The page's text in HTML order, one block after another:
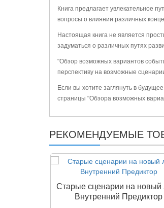
Книга предлагает увлекательное
вопросы о влиянии различных
Настоящая книга не является
задуматься о различных путях
"Обзор возможных вариантов
перспективу на возможные
Если вы хотите заглянуть в
страницы "Обзора возможных
РЕКОМЕНДУЕМЫЕ
Старые сценарии на новый
Внутренний Предиктор